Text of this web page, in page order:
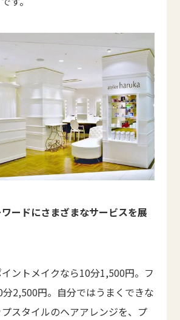
ワードにさまざまなサービスを展
ントメイクなら10分1,500円。フ
2,500円。自分ではうまくできな
スタイルのヘアアレンジを、プ